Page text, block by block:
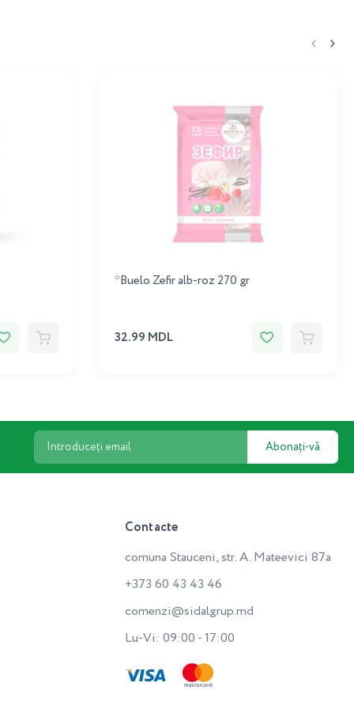
*Buelo Zefir alb-roz 270 gr
32.99 MDL
Abonați-vă
Contacte
comuna Stauceni, str. A. Mateevici 87a
+373 60 43 43 46
comenzi@sidalgrup.md
Lu-Vi: 09:00 - 17:00